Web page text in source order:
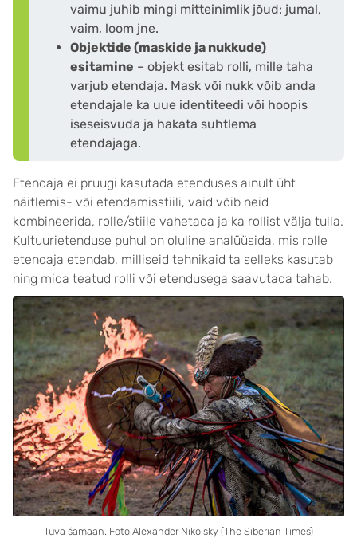
vaimu juhib mingi mitteinimlik jõud: jumal,
vaim, loom jne.
Objektide (maskide ja nukkude)
esitamine – objekt esitab rolli, mille taha
varjub etendaja. Mask või nukk võib anda
etendajale ka uue identiteedi või hoopis
iseseisvuda ja hakata suhtlema
etendajaga.
Etendaja ei pruugi kasutada etenduses ainult üht
näitlemis- või etendamisstiili, vaid võib neid
kombineerida, rolle/stiile vahetada ja ka rollist välja tulla.
Kultuurietenduse puhul on oluline analüüsida, mis rolle
etendaja etendab, milliseid tehnikaid ta selleks kasutab
ning mida teatud rolli või etendusega saavutada tahab.
Tuva šamaan. Foto Alexander Nikolsky (The Siberian Times)